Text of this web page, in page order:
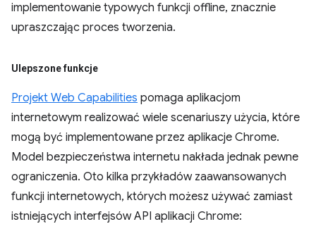
implementowanie typowych funkcji offline, znacznie
upraszczając proces tworzenia.
Ulepszone funkcje
Projekt Web Capabilities pomaga aplikacjom
internetowym realizować wiele scenariuszy użycia, które
mogą być implementowane przez aplikacje Chrome.
Model bezpieczeństwa internetu nakłada jednak pewne
ograniczenia. Oto kilka przykładów zaawansowanych
funkcji internetowych, których możesz używać zamiast
istniejących interfejsów API aplikacji Chrome: